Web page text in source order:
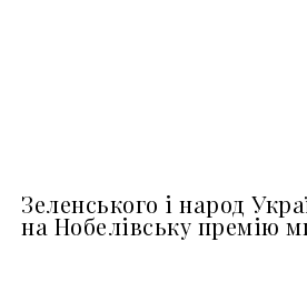
Зеленського і народ
на Нобелівську премію